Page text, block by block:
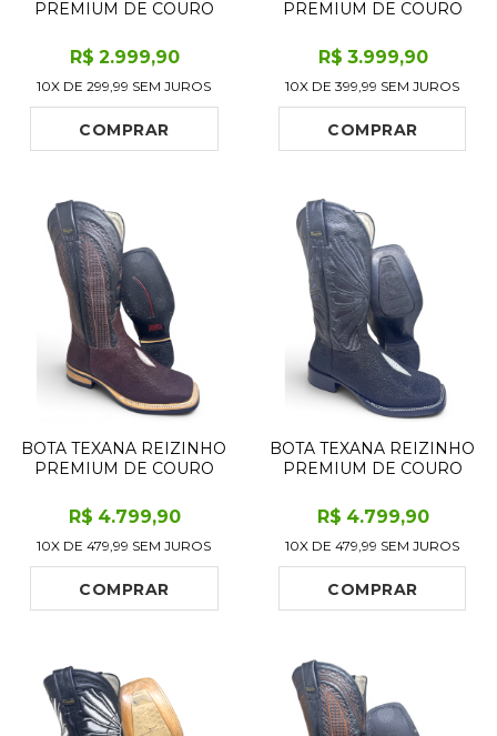
PREMIUM DE COURO
PYTHON LUXO BLACK
LIMITED EDITION - CANO
ALTO, BICO QUADRADO -
SOLADO DE COURO
ARTESANAL
R$ 2.999,90
10X DE299,99 SEM JUROS
COMPRAR
PREMIUM DE COURO
MARINHO PRETO
LIMITED EDITION - CANO
ALTO, BICO QUADRADO -
SOLADO DE COURO
ARTESANAL COM
PROTEÇ
R$ 3.999,90
10X DE399,99 SEM JUROS
COMPRAR
BOTA TEXANA REIZINHO
PREMIUM DE COURO
MARROM CAFÉ LIMITED
EDITION - CANO ALTO,
BICO QUADRADO -
SOLADO X-FLEX
ARTESANAL
R$ 4.799,90
10X DE479,99 SEM JUROS
COMPRAR
BOTA TEXANA REIZINHO
PREMIUM DE COURO
PRETA LIMITED EDITION
- CANO ALTO, BICO
QUADRADO - SOLADO
DE COURO ARTESANAL
INJETADO
R$ 4.799,90
10X DE479,99 SEM JUROS
COMPRAR